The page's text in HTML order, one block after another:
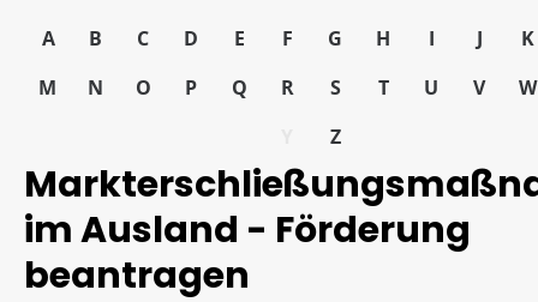
A B C D E F G H I J
K
M
N O P Q R S T U V
W
Z
im Ausland - Förderung
beantragen